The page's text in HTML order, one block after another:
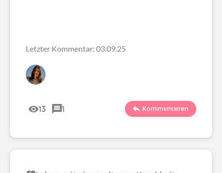
Letzter Kommentar: 03.09.25
13 1 Kommentieren